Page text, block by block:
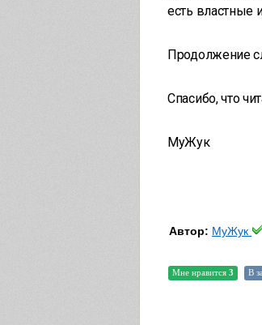
есть властные
Продолжение
Спасибо, что
МуЖук
Автор: МуЖук
Мне нравится 3 В